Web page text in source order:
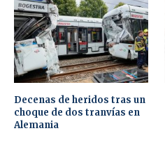
Decenas de heridos tras un
choque de dos tranvías en
Alemania